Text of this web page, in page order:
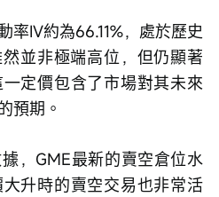
率IV約為66.11%，處於歷史
並非極端高位，但仍顯著
定價包含了市場對其未來
預期。
，GME最新的賣空倉位水
升時的賣空交易也非常活